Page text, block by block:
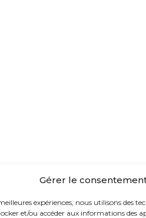
Gérer le
expériences, nous utilisons des
et/ou accéder aux informations des